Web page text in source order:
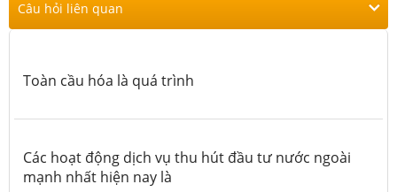
Câu hỏi liên quan
Toàn cầu hóa là quá trình
Các hoạt động dịch vụ thu hút đầu tư nước ngoài
mạnh nhất hiện nay là